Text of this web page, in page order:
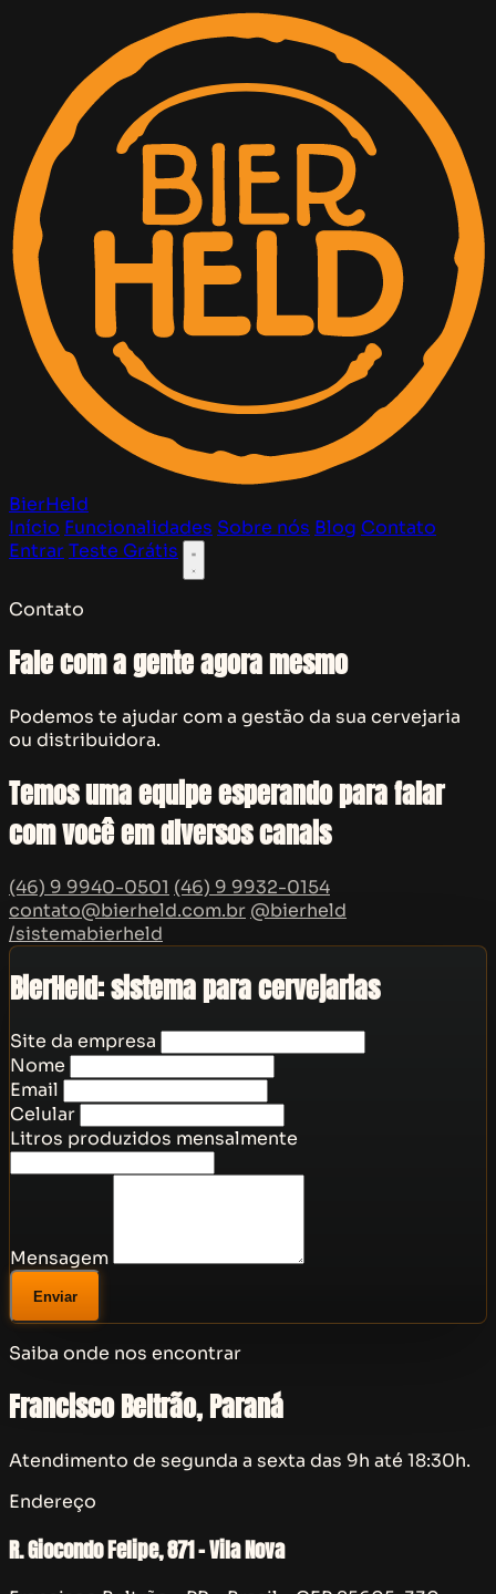
BierHeld
Início Funcionalidades Sobre nós Blog Contato
EntrarTeste Grátis
Contato
Fale com a gente agora mesmo
Podemos te ajudar com a gestão da sua cervejaria
ou distribuidora.
Temos uma equipe esperando para falar
com você em diversos canais
(46) 9 9940-0501 (46) 9 9932-0154
contato@bierheld.com.br @bierheld
/sistemabierheld
BierHeld: sistema para cervejarias
Site da empresa
Nome
Email
Celular
Litros produzidos mensalmente
Mensagem
Saiba onde nos encontrar
Francisco Beltrão, Paraná
Atendimento de segunda a sexta das 9h até 18:30h.
Endereço
R. Giocondo Felipe, 871 - Vila Nova